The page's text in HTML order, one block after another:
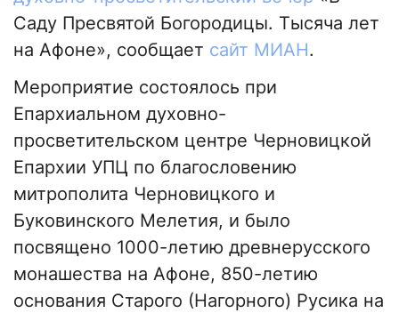
Саду Пресвятой Богородицы. Тысяча лет
на Афоне», сообщает сайт МИАН.
Мероприятие состоялось при
Епархиальном духовно-
просветительском центре Черновицкой
Епархии УПЦ по благословению
митрополита Черновицкого и
Буковинского Мелетия, и было
посвящено 1000-летию древнерусского
монашества на Афоне, 850-летию
основания Старого (Нагорного) Русика на